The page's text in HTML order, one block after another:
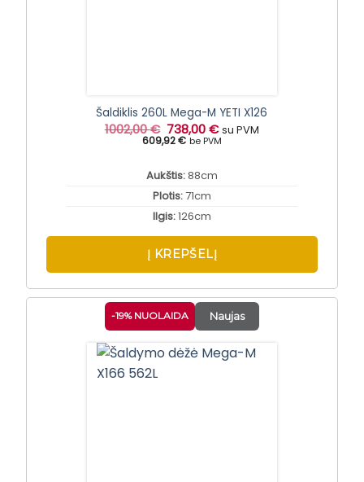
Šaldiklis 260L Mega-M YETI X126
1002,00€ Original
price
was:
738,00€Current
price
is:
su PVM
609,92 € be PVM
Aukštis:88cm
Plotis:71cm
Ilgis:126cm
Į KREPŠELĮ
-19% NUOLAIDA Naujas